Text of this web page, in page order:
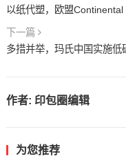
以纸代塑，欧盟
下一篇
多措并举，玛氏中国实施
作者: 印包圈编辑
为您推荐